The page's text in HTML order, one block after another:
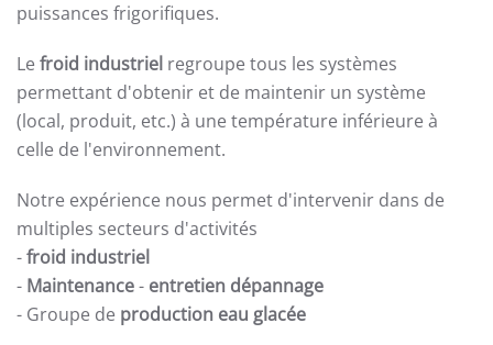
puissances frigorifiques.
Le froid industriel regroupe tous les systèmes
permettant d'obtenir et de maintenir un système
(local, produit, etc.) à une température inférieure à
celle de l'environnement.
Notre expérience nous permet d'intervenir dans de
multiples secteurs d'activités
-froid industriel
- Maintenance- entretien dépannage
- Groupe de production eau glacée